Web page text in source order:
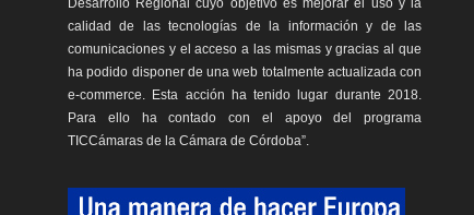
calidad de las tecnologías de la información y de las
comunicaciones y el acceso a las mismas y gracias al que
ha podido disponer de una web totalmente actualizada con
e-commerce. Esta acción ha tenido lugar durante 2018.
Para ello ha contado con el apoyo del programa
TICCámaras de la Cámara de Córdoba”.